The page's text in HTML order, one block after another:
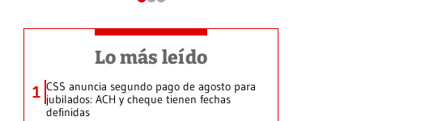
Lo más leído
1 CSS anuncia segundo pago de agosto para
jubilados: ACH y cheque tienen fechas
definidas